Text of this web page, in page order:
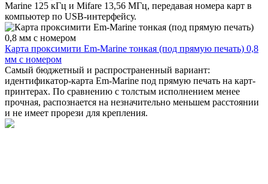
Marine 125 кГц и Mifare 13,56 МГц, передавая номера карт в
компьютер по USB-интерфейсу.
Карта проксимити Em-Marine тонкая (под прямую печать) 0,8
мм с номером
Самый бюджетный и распространенный вариант:
идентификатор-карта Em-Marine под прямую печать на карт-
принтерах. По сравнению с толстым исполнением менее
прочная, распознается на незначительно меньшем расстоянии
и не имеет прорези для крепления.